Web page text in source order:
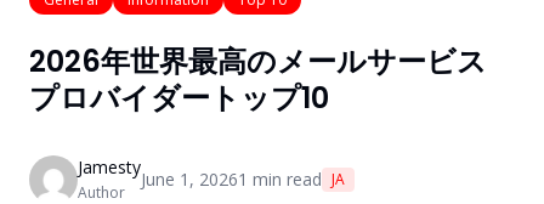
2026年世界最高のメールサービス
プロバイダートップ10
Jamesty
Author
June 1, 20261 min read JA